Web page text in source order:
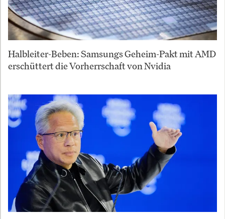
Halbleiter-Beben: Samsungs Geheim-Pakt mit AMD
erschüttert die Vorherrschaft von Nvidia